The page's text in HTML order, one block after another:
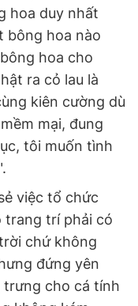
hoa duy nhất
bông hoa nào
hoa cho
ra cỏ lau là
kiên cường dù
mại, đung
tôi muốn tình
việc tổ chức
trang trí phải có
chứ không
đứng yên
cho cá tính